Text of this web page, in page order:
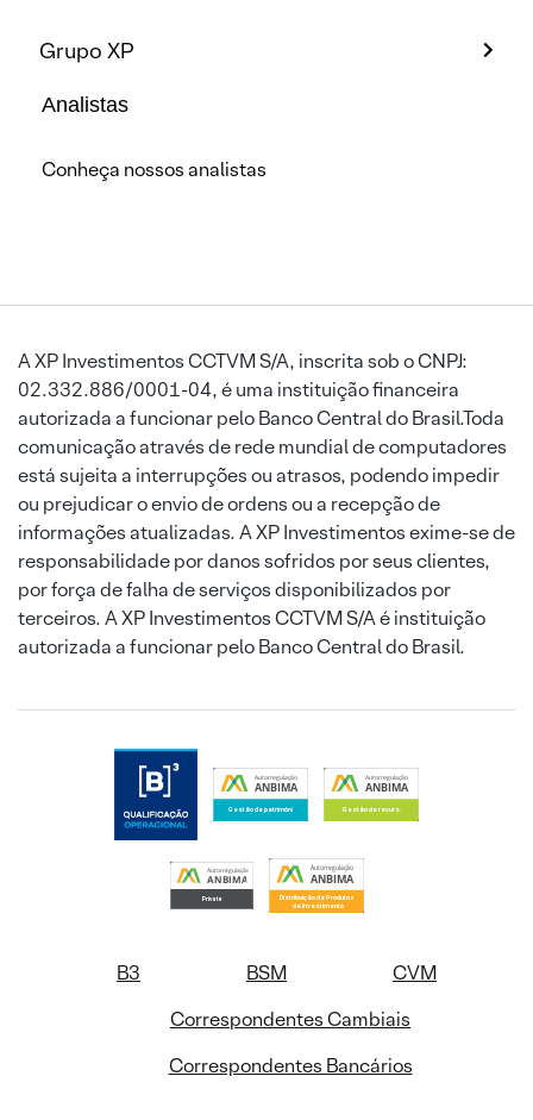
Grupo XP
Analistas
Conheça nossos analistas
A XP Investimentos CCTVM S/A, inscrita sob o CNPJ:
02.332.886/0001-04, é uma instituição financeira
autorizada a funcionar pelo Banco Central do Brasil.Toda
comunicação através de rede mundial de computadores
está sujeita a interrupções ou atrasos, podendo impedir
ou prejudicar o envio de ordens ou a recepção de
informações atualizadas. A XP Investimentos exime-se de
responsabilidade por danos sofridos por seus clientes,
por força de falha de serviços disponibilizados por
terceiros. A XP Investimentos CCTVM S/A é instituição
autorizada a funcionar pelo Banco Central do Brasil.
B3 BSM
CVM
Correspondentes Cambiais
Correspondentes Bancários